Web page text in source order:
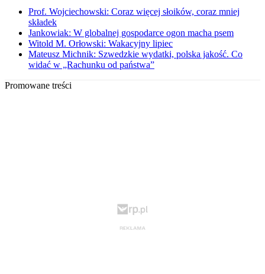
Prof. Wojciechowski: Coraz więcej słoików, coraz mniej
składek
Jankowiak: W globalnej gospodarce ogon macha psem
Witold M. Orłowski: Wakacyjny lipiec
Mateusz Michnik: Szwedzkie wydatki, polska jakość. Co
widać w „Rachunku od państwa”
Promowane treści